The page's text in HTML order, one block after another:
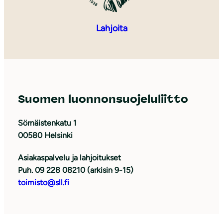
Lahjoita
Suomen luonnonsuojeluliitto
Sörnäistenkatu 1
00580 Helsinki
Asiakaspalvelu ja lahjoitukset
Puh. 09 228 08210 (arkisin 9-15)
toimisto@sll.fi